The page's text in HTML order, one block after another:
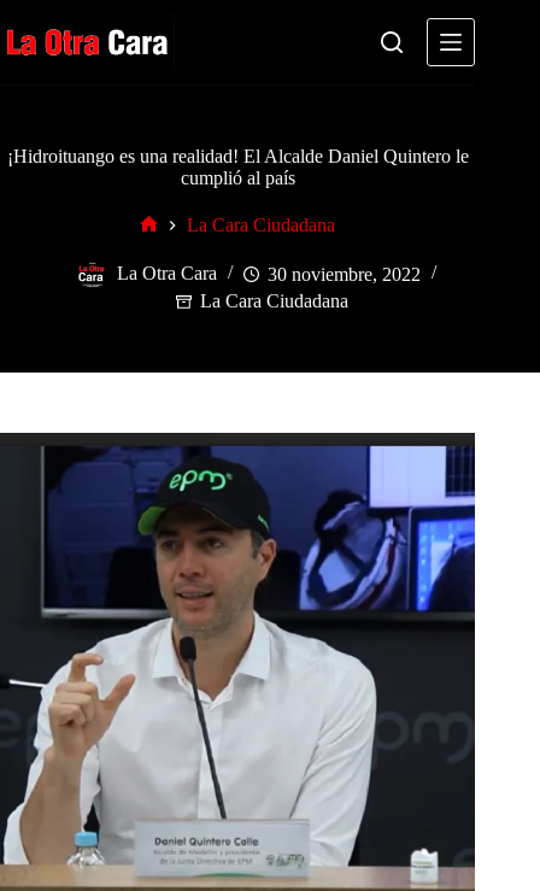
al
contenido
¡Hidroituango es una realidad! El Alcalde Daniel Quintero le
cumplió al país
La Cara Ciudadana
La Otra Cara
30 noviembre, 2022
La Cara Ciudadana